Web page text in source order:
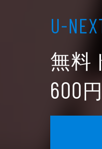
U-
無料
600